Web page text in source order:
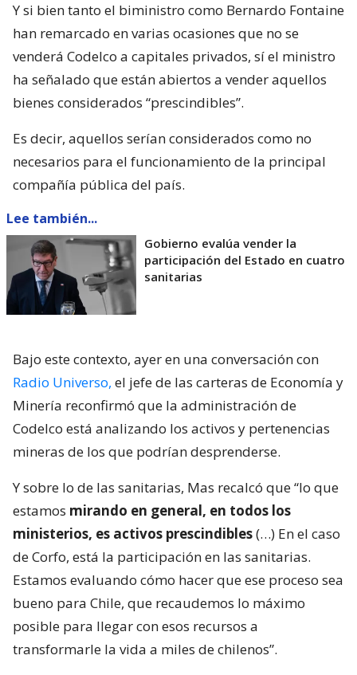
Y si bien tanto el biministro como Bernardo Fontaine
han remarcado en varias ocasiones que no se
venderá Codelco a capitales privados, sí el ministro
ha señalado que están abiertos a vender aquellos
bienes considerados “prescindibles”.
Es decir, aquellos serían considerados como no
necesarios para el funcionamiento de la principal
compañía pública del país.
Lee también...
Gobierno evalúa vender la
participación del Estado en cuatro
sanitarias
Bajo este contexto, ayer en una conversación con
Radio Universo, el jefe de las carteras de Economía y
Minería reconfirmó que la administración de
Codelco está analizando los activos y pertenencias
mineras de los que podrían desprenderse.
Y sobre lo de las sanitarias, Mas recalcó que “lo que
estamos mirando en general, en todos los
ministerios, es activos prescindibles(…) En el caso
de Corfo, está la participación en las sanitarias.
Estamos evaluando cómo hacer que ese proceso sea
bueno para Chile, que recaudemos lo máximo
posible para llegar con esos recursos a
transformarle la vida a miles de chilenos”.